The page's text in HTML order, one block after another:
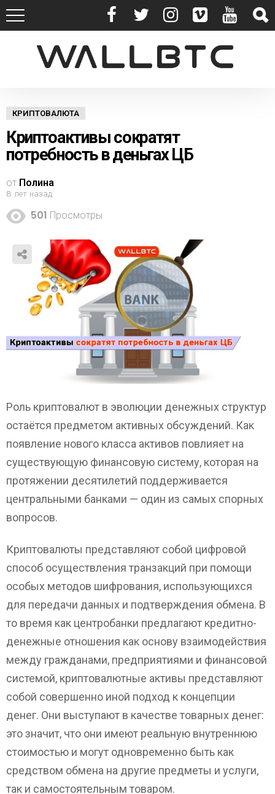
КРИПТОВАЛЮТА
Криптоактивы сократят
потребность в деньгах ЦБ
от Полина
8 лет назад
501 Просмотры
Роль криптовалют в эволюции денежных структур
остаётся предметом активных обсуждений. Как
появление нового класса активов повлияет на
существующую финансовую систему, которая на
протяжении десятилетий поддерживается
центральными банками — один из самых спорных
вопросов.
Криптовалюты представляют собой цифровой
способ осуществления транзакций при помощи
особых методов шифрования, использующихся
для передачи данных и подтверждения обмена. В
то время как центробанки предлагают кредитно-
денежные отношения как основу взаимодействия
между гражданами, предприятиями и финансовой
системой, криптовалютные активы представляют
собой совершенно иной подход к концепции
денег. Они выступают в качестве товарных денег:
это значит, что они имеют реальную внутреннюю
стоимостью и могут одновременно быть как
средством обмена на другие предметы и услуги,
так и самостоятельным товаром.